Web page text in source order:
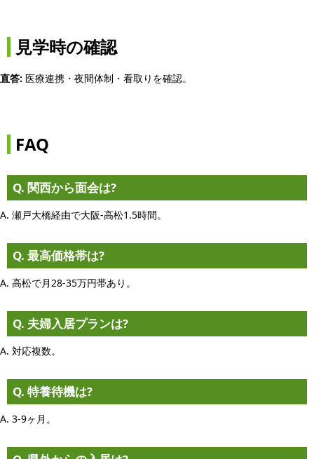
見学時の確認
直答: 医療連携・夜間体制・看取りを確認。
FAQ
Q. 関西から面会は?
A. 瀬戸大橋経由で大阪-高松1.5時間。
Q. 最高価格帯は?
A. 高松で月28-35万円帯あり。
Q. 夫婦入居プランは?
A. 対応複数。
Q. 特養待機は?
A. 3-9ヶ月。